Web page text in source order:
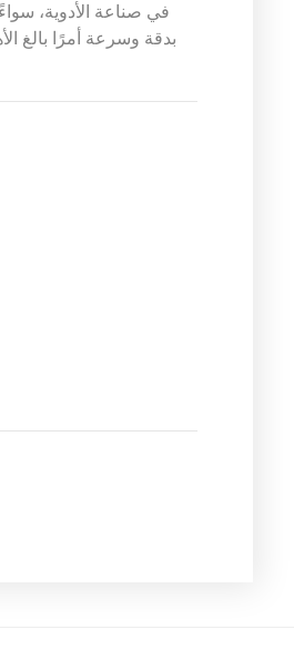
في صناعة الأدوية،
بدقة وسرعة أمرًا بالغ